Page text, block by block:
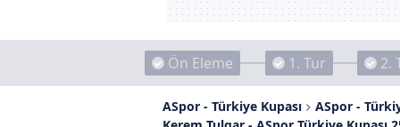
Ön Eleme 1. Tur 2.
ASpor - Türkiye Kupası
ASpor -